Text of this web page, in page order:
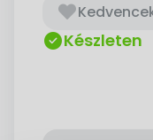
Készleten